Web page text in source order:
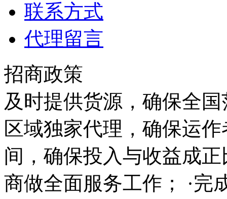
联系方式
代理留言
招商政策
及时提供货源，确保全
区域独家代理，确保运
间，确保投入与收益成
商做全面服务工作； ·完